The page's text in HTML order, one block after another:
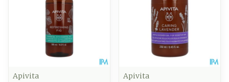
Apivita
Apivita